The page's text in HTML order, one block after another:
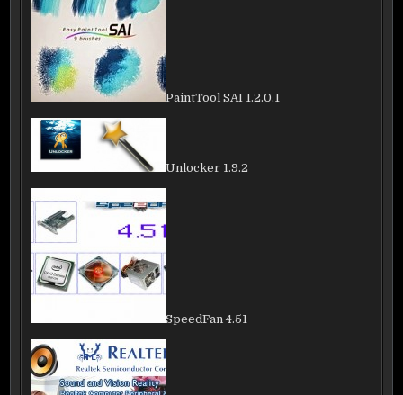
PaintTool SAI 1.2.0.1
Unlocker 1.9.2
SpeedFan 4.51